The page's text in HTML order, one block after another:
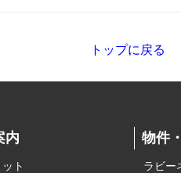
トップに戻る
内
ト
物件
ラビー